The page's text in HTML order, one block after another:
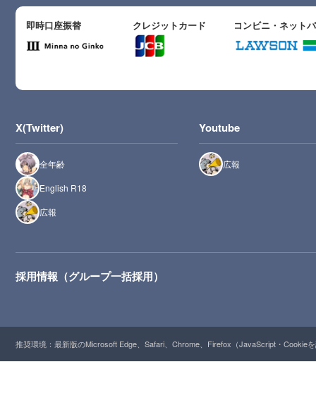
即時口座振替 クレジットカード コンビニ・ネット
X(Twitter)
全年齢
English R18
広報
Youtube
広報
採用情報（グループ一括採用）
推奨環境：最新版のMicrosoft Edge、Safari、Chrome、Firefox（JavaScript・Cookie